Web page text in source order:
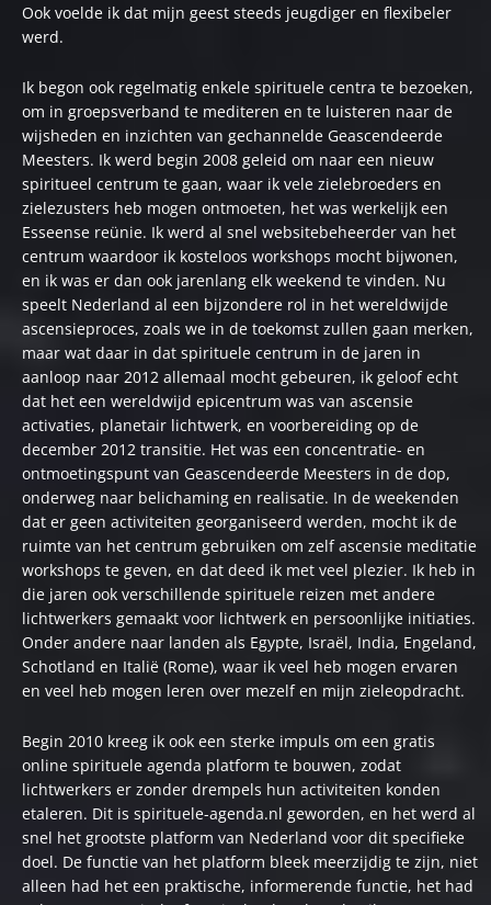
Ook voelde ik dat mijn geest steeds jeugdiger en flexibeler
werd.
Ik begon ook regelmatig enkele spirituele centra te bezoeken,
om in groepsverband te mediteren en te luisteren naar de
wijsheden en inzichten van gechannelde Geascendeerde
Meesters. Ik werd begin 2008 geleid om naar een nieuw
spiritueel centrum te gaan, waar ik vele zielebroeders en
zielezusters heb mogen ontmoeten, het was werkelijk een
Esseense reünie. Ik werd al snel websitebeheerder van het
centrum waardoor ik kosteloos workshops mocht bijwonen,
en ik was er dan ook jarenlang elk weekend te vinden. Nu
speelt Nederland al een bijzondere rol in het wereldwijde
ascensieproces, zoals we in de toekomst zullen gaan merken,
maar wat daar in dat spirituele centrum in de jaren in
aanloop naar 2012 allemaal mocht gebeuren, ik geloof echt
dat het een wereldwijd epicentrum was van ascensie
activaties, planetair lichtwerk, en voorbereiding op de
december 2012 transitie. Het was een concentratie- en
ontmoetingspunt van Geascendeerde Meesters in de dop,
onderweg naar belichaming en realisatie. In de weekenden
dat er geen activiteiten georganiseerd werden, mocht ik de
ruimte van het centrum gebruiken om zelf ascensie meditatie
workshops te geven, en dat deed ik met veel plezier. Ik heb in
die jaren ook verschillende spirituele reizen met andere
lichtwerkers gemaakt voor lichtwerk en persoonlijke initiaties.
Onder andere naar landen als Egypte, Israël, India, Engeland,
Schotland en Italië (Rome), waar ik veel heb mogen ervaren
en veel heb mogen leren over mezelf en mijn zieleopdracht.
Begin 2010 kreeg ik ook een sterke impuls om een gratis
online spirituele agenda platform te bouwen, zodat
lichtwerkers er zonder drempels hun activiteiten konden
etaleren. Dit is spirituele-agenda.nl geworden, en het werd al
snel het grootste platform van Nederland voor dit specifieke
doel. De functie van het platform bleek meerzijdig te zijn, niet
alleen had het een praktische, informerende functie, het had